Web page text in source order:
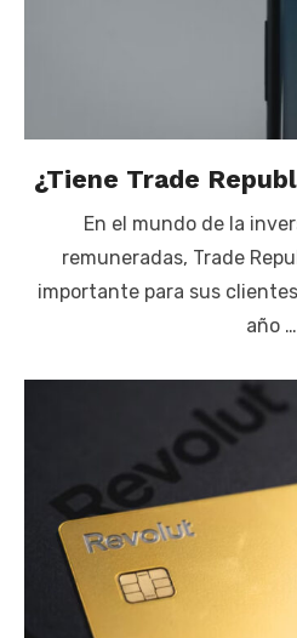
¿Tiene Trade
En el mundo de la
remuneradas, Trade
importante para sus
año …